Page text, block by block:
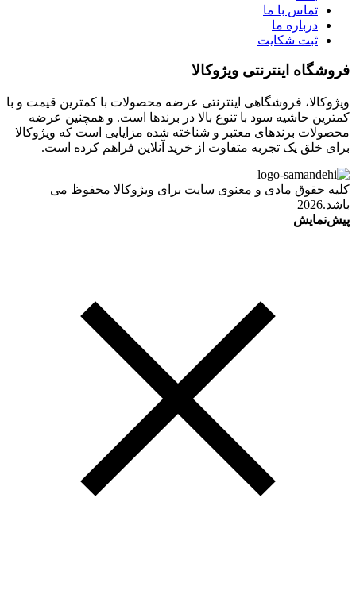
تماس با ما
درباره ما
ثبت شکایت
فروشگاه اینترنتی ویژوکالا
ویژوکالا، فروشگاهی اینترنتی عرضه محصولات با کمترین قیمت و با
کمترین حاشیه سود با تنوع بالا در برندها است. و همچنین عرضه
محصولات برندهای معتبر و شناخته شده مزایایی است که ویژوکالا
برای خلق یک تجربه متفاوت از خرید آنلاین فراهم کرده است.
کلیه حقوق مادی و معنوی سایت برای ویژوکالا محفوظ می
باشد.2026
پیش‌نمایش